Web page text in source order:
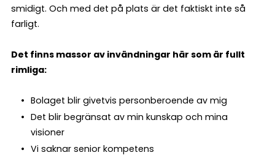
smidigt. Och med det på plats är det faktiskt inte så
farligt.
Det finns massor av invändningar här som är fullt
rimliga:
Bolaget blir givetvis personberoende av mig
Det blir begränsat av min kunskap och mina
visioner
Vi saknar senior kompetens